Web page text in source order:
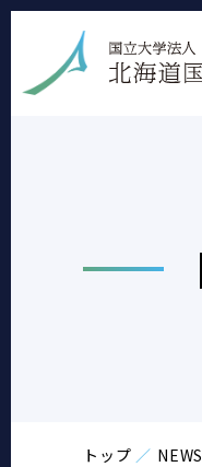
トップ NEWS